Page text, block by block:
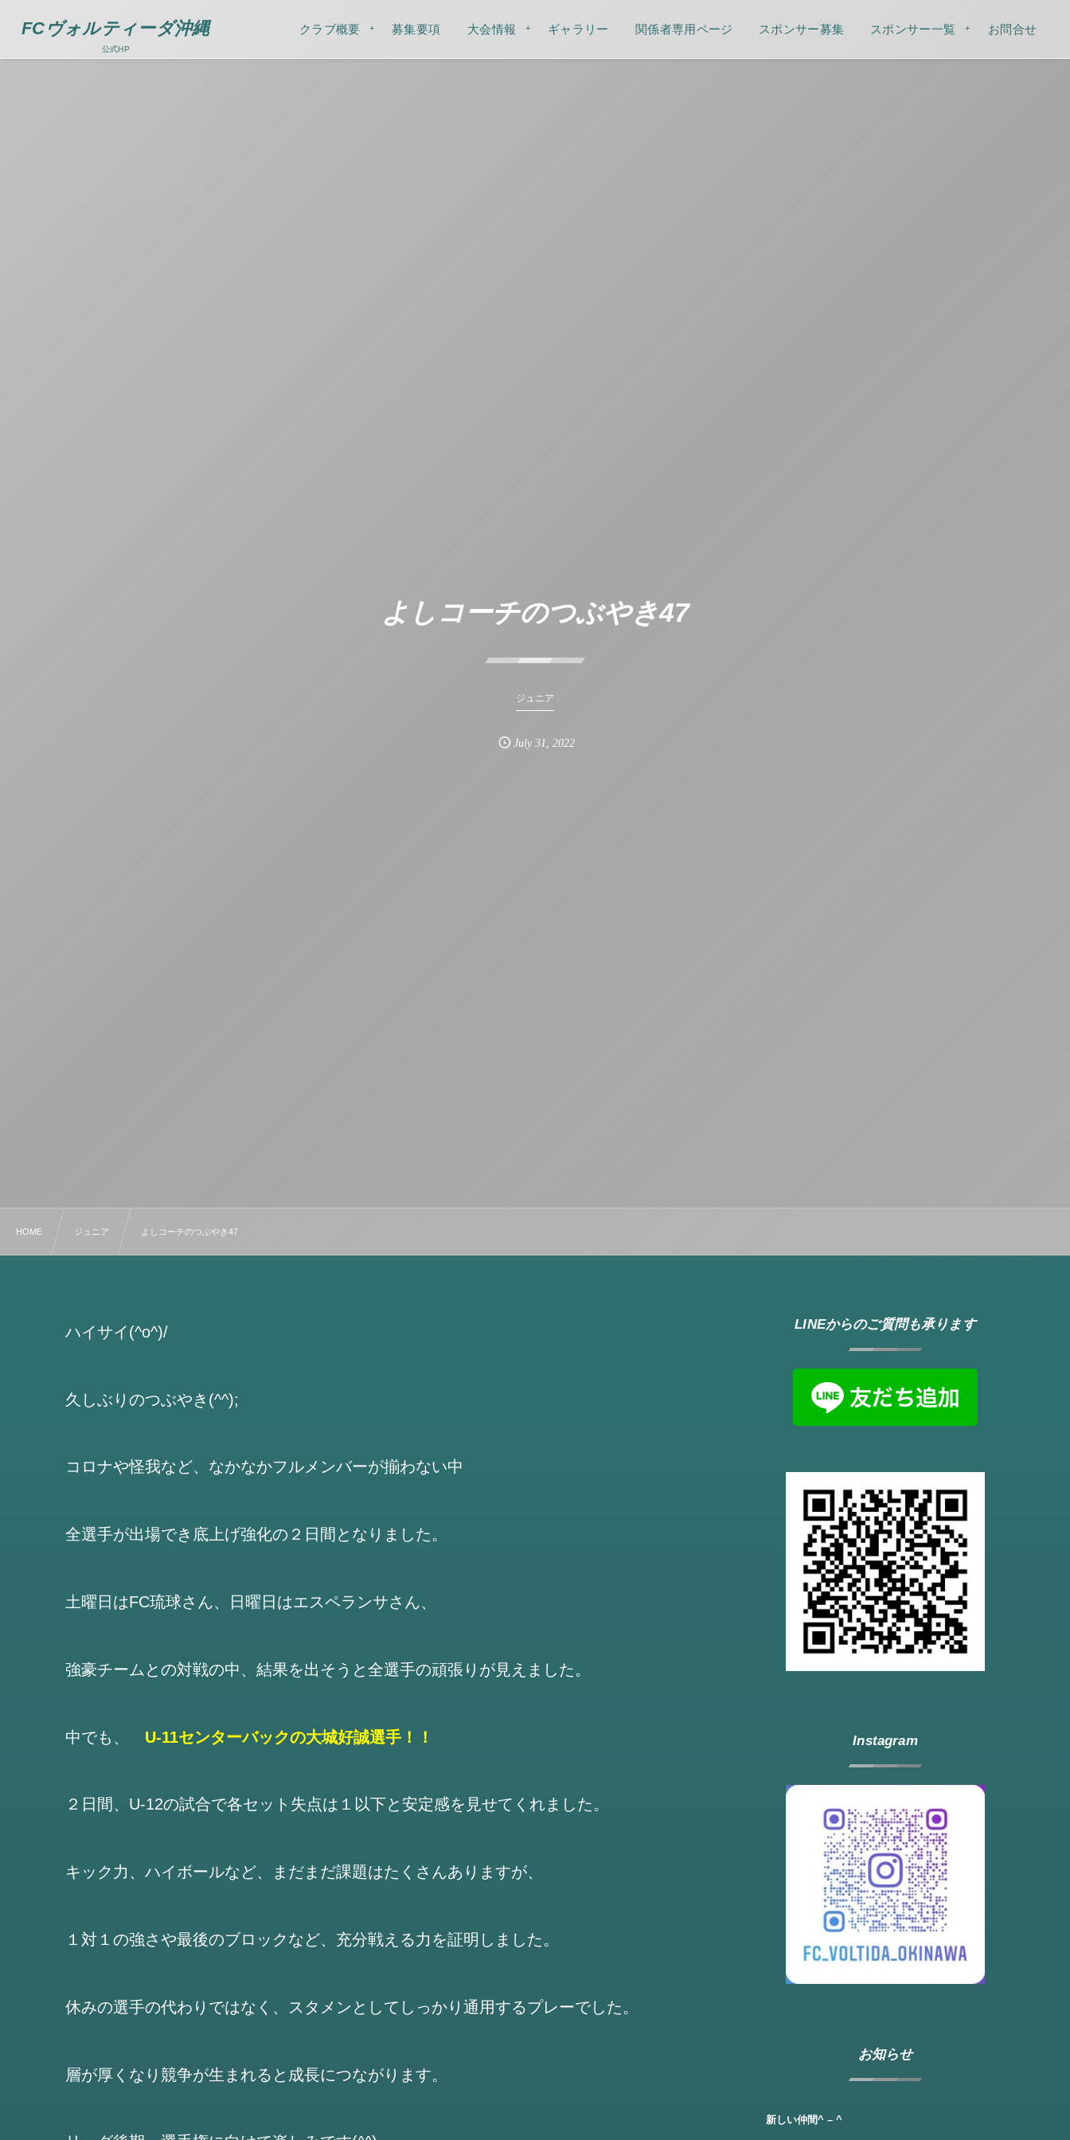
FCヴォルティーダ沖縄
公式HP
クラブ概要 募集要項 大会情報 ギャラリー 関係者専用ページ スポンサー募集 スポンサー一覧 お問合せ
よしコーチのつぶやき47
ジュニア
July 31 ,2022
HOME ジュニア よしコーチのつぶやき47
ハイサイ(^o^)/
久しぶりのつぶやき(^^);
コロナや怪我など、なかなかフルメンバーが揃わない中
全選手が出場でき底上げ強化の２日間となりました。
土曜日はFC琉球さん、日曜日はエスペランサさん、
強豪チームとの対戦の中、結果を出そうと全選手の頑張りが見えました。
中でも、 U-11センターバックの大城好誠選手！！
２日間、U-12の試合で各セット失点は１以下と安定感を見せてくれました。
キック力、ハイボールなど、まだまだ課題はたくさんありますが、
１対１の強さや最後のブロックなど、充分戦える力を証明しました。
休みの選手の代わりではなく、スタメンとしてしっかり通用するプレーでした。
層が厚くなり競争が生まれると成長につながります。
LINEからのご質問も承ります
Instagram
お知らせ
新しい仲間^ – ^